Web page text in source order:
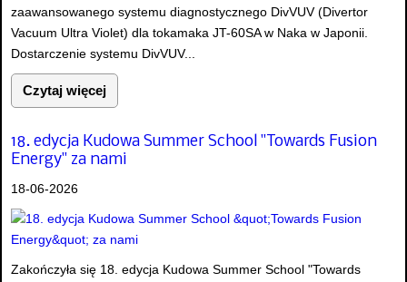
zaawansowanego systemu diagnostycznego DivVUV (Divertor
Vacuum Ultra Violet) dla tokamaka JT-60SA w Naka w Japonii.
Dostarczenie systemu DivVUV...
Czytaj więcej
18. edycja Kudowa Summer School "Towards Fusion
Energy" za nami
18-06-2026
Zakończyła się 18. edycja Kudowa Summer School "Towards